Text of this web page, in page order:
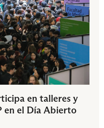
en talleres y
en el Día Abierto